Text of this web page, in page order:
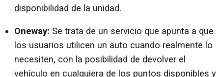
disponibilidad de la unidad.
Oneway: Se trata de un servicio que apunta a que
los usuarios utilicen un auto cuando realmente lo
necesiten, con la posibilidad de devolver el
vehículo en cualquiera de los puntos disponibles y